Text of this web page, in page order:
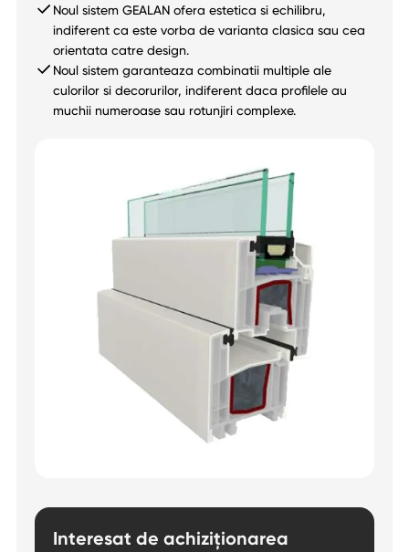
Noul sistem GEALAN ofera estetica si echilibru,
indiferent ca este vorba de varianta clasica sau cea
orientata catre design.
Noul sistem garanteaza combinatii multiple ale
culorilor si decorurilor, indiferent daca profilele au
muchii numeroase sau rotunjiri complexe.
Interesat de achiziționarea